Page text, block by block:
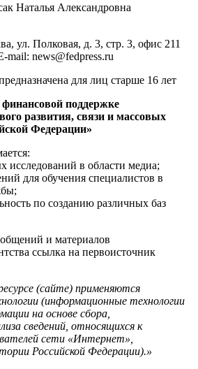
Наталья Александровна
ул. Полковая, д. 3, стр. 3, офис 211
mail: news@fedpress.ru
для лиц старше 16 лет
поддержке
развития, связи и массовых
Федерации»
исследований в области медиа;
для обучения специалистов в
по созданию различных баз
и материалов
ссылка на первоисточник
(сайте) применяются
(информационные технологии
на основе сбора,
сведений, относящихся к
сети «Интернет»,
Российской Федерации).»